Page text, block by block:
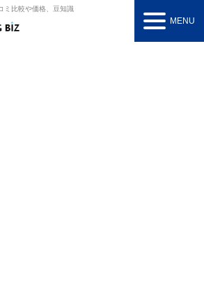
ミ比較や価格、豆知識
MENU